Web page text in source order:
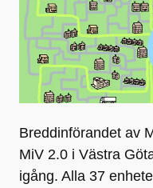
Breddinförandet av
MiV 2.0 i Västra
igång. Alla 37